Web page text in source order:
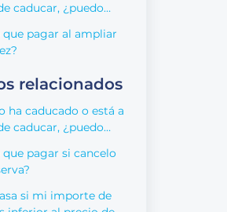
caducar, ¿puedo
que pagar al ampliar
relacionados
ha caducado o está a
caducar, ¿puedo
que pagar si cancelo
si mi importe de